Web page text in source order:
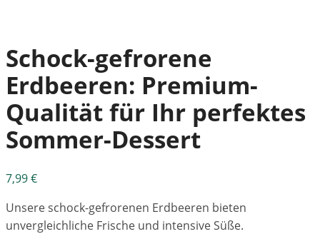
Schock-gefrorene
Erdbeeren: Premium-
Qualität für Ihr perfektes
Sommer-Dessert
7,99€
Unsere schock-gefrorenen Erdbeeren bieten
unvergleichliche Frische und intensive Süße.